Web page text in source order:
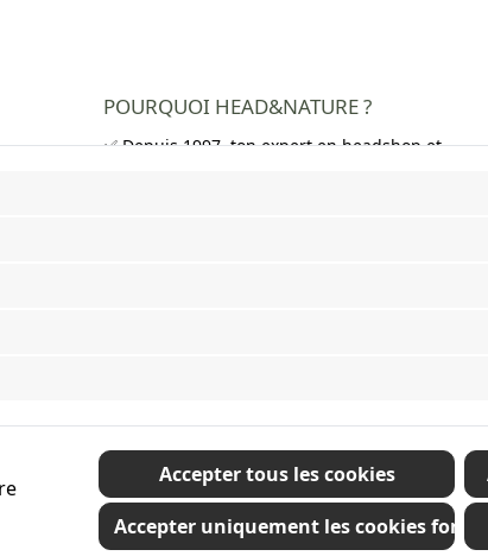
POURQUOI HEAD&NATURE ?
✅ Depuis 1997, ton expert en headshop et
la TVA plus les frais d'expéditionet les éventuels frais de
Accepter tous les cookies
Accepter uniquement les cookies